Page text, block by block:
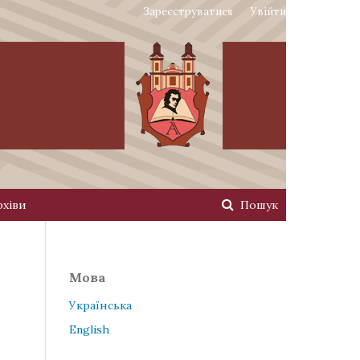
Пошук
Зареєструватися Увійти
Мова
Українська
English